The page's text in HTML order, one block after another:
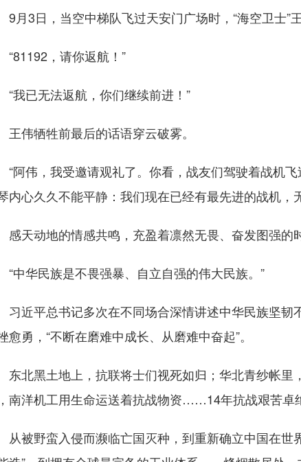
3日，当空中梯队飞过天安门广场时，“海空卫士
，请你返航！”
已无法返航，你们继续前进！”
伟牺牲前最后的话语穿云破雾。
伟，我受邀请观礼了。你看，战友们驾驶着战机飞
内心久久不能平静：我们现在已经有最先进的战机，
天动地的情感共鸣，充盈着凛然无畏、奋发图强的时
华民族是不畏强暴、自立自强的伟大民族。”
近平总书记多次在不同场合深情讲述中华民族坚韧
愈勇，“不断在磨难中成长、从磨难中奋起”。
北黑土地上，抗联将士们视死如归；华北青纱帐里
南洋机工用生命运送着抗战物资……14年抗战艰苦卓
被野蛮入侵而濒临亡国灭种，到重新确立中国在世